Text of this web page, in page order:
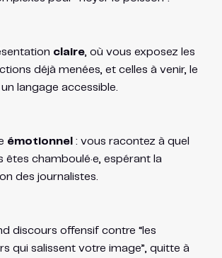
claire, où vous exposez les
déjà menées, et celles à venir, le
langage accessible.
émotionnel : vous racontez à quel
êtes chamboulé·e, espérant la
des journalistes.
discours offensif contre “les
qui salissent votre image”, quitte à